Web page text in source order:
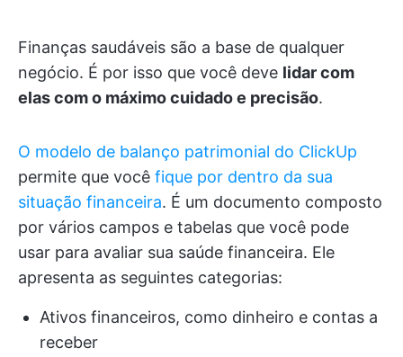
Finanças saudáveis são a base de qualquer
negócio. É por isso que você deve lidar com
elas com o máximo cuidado e precisão.
O modelo de balanço patrimonial do ClickUp
permite que você fique por dentro da sua
situação financeira. É um documento composto
por vários campos e tabelas que você pode
usar para avaliar sua saúde financeira. Ele
apresenta as seguintes categorias:
Ativos financeiros, como dinheiro e contas a
receber